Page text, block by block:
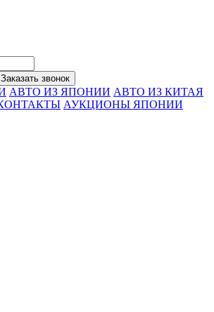
Заказать звонок
АВТО ИЗ ЯПОНИИ АВТО ИЗ КИТАЯ
АУКЦИОНЫ ЯПОНИИ